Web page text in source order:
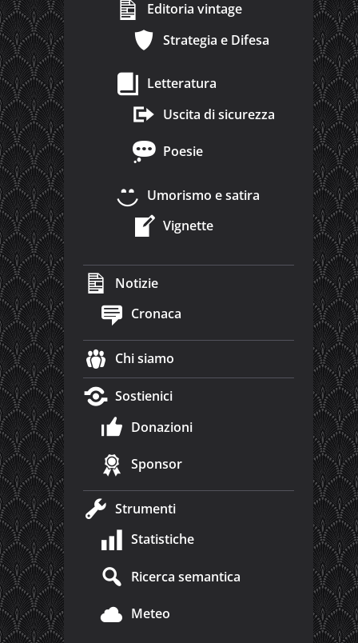
Editoria vintage
Strategia e Difesa
Letteratura
Uscita di sicurezza
Poesie
Umorismo e satira
Vignette
Notizie
Cronaca
Chi siamo
Sostienici
Donazioni
Sponsor
Strumenti
Statistiche
Ricerca semantica
Meteo